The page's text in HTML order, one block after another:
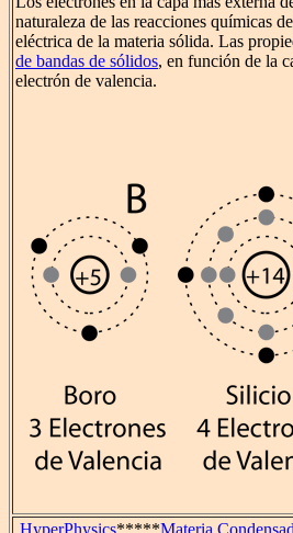
naturaleza de las reacciones químicas
eléctrica de la materia sólida. Las
de bandas de sólidos, en función de la
electrón de valencia.
HyperPhysics*****Materia